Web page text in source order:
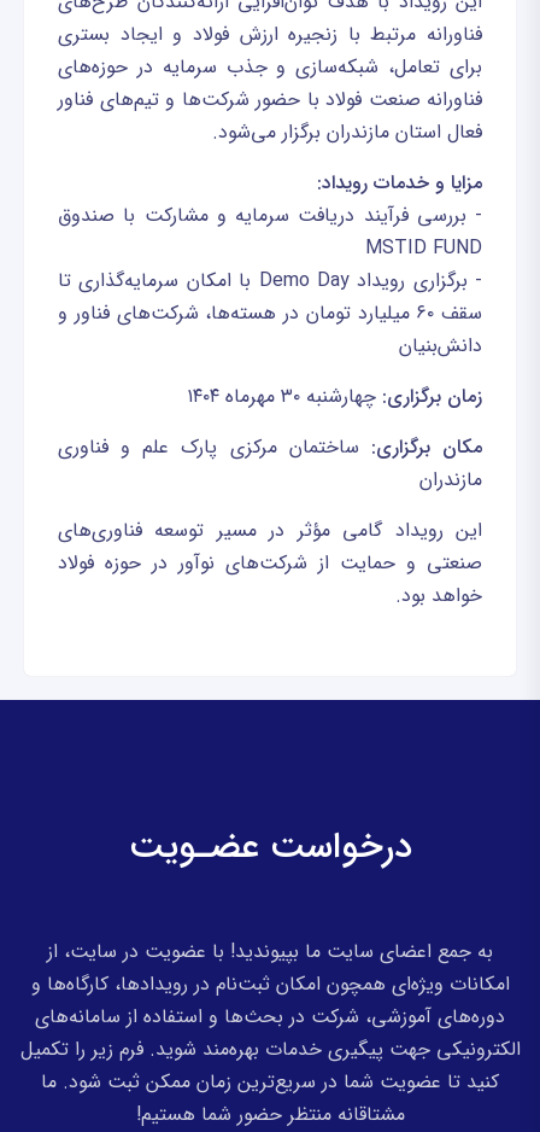
فناورانه مرتبط با زنجیره ارزش فولاد و ایجاد بستری
برای تعامل، شبکه‌سازی و جذب سرمایه در حوزه‌های
فناورانه صنعت فولاد با حضور شرکت‌ها و تیم‌های فناور
فعال استان مازندران برگزار می‌شود.
مزایا و خدمات رویداد:
- بررسی فرآیند دریافت سرمایه و مشارکت با صندوق
MSTID FUND
- برگزاری رویداد Demo Day با امکان سرمایه‌گذاری تا
سقف ۶۰ میلیارد تومان در هسته‌ها، شرکت‌های فناور و
دانش‌بنیان
زمان برگزاری: چهارشنبه ۳۰ مهرماه ۱۴۰۴
مکان برگزاری: ساختمان مرکزی پارک علم و فناوری
مازندران
این رویداد گامی مؤثر در مسیر توسعه فناوری‌های
صنعتی و حمایت از شرکت‌های نوآور در حوزه فولاد
خواهد بود.
درخواست عضـویت
به جمع اعضای سایت ما بپیوندید! با عضویت در سایت، از
امکانات ویژه‌ای همچون امکان ثبت‌نام در رویدادها، کارگاه‌ها و
دوره‌های آموزشی، شرکت در بحث‌ها و استفاده از سامانه‌های
الکترونیکی جهت پیگیری خدمات بهره‌مند شوید. فرم زیر را تکمیل
کنید تا عضویت شما در سریع‌ترین زمان ممکن ثبت شود. ما
مشتاقانه منتظر حضور شما هستیم!